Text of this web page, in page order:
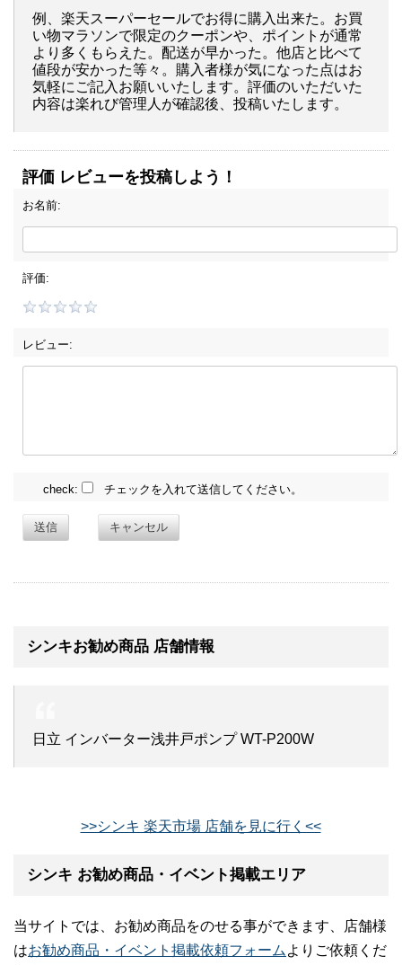
例、楽天スーパーセールでお得に購入出来た。お買
い物マラソンで限定のクーポンや、ポイントが通常
より多くもらえた。配送が早かった。他店と比べて
値段が安かった等々。購入者様が気になった点はお
気軽にご記入お願いいたします。評価のいただいた
内容は楽れび管理人が確認後、投稿いたします。
評価 レビューを投稿しよう！
お名前:
評価:
レビュー:
check: チェックを入れて送信してください。
送信 キャンセル
シンキお勧め商品 店舗情報
日立 インバーター浅井戸ポンプ WT-P200W
>>シンキ 楽天市場 店舗を見に行く<<
シンキ お勧め商品・イベント掲載エリア
当サイトでは、お勧め商品をのせる事ができます、店舗様
はお勧め商品・イベント掲載依頼フォーム よりご依頼くだ